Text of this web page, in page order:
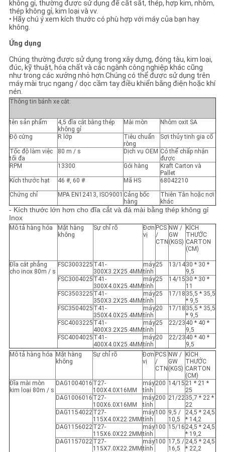
không gỉ, thường được sử dụng để cắt sắt, thép, hợp kim, nhôm,
thép không gỉ, kim loại và vv.
• Hãy chú ý xem kích thước có phù hợp với máy của bạn hay
không.
Ứng dụng
Chúng thường được sử dụng trong xây dựng, đóng tàu, kim loại,
đúc, kỹ thuật, hóa chất và các ngành công nghiệp khác cũng
như trong các xưởng nhỏ hơn.Chúng có thể được sử dụng trên
máy mài trục ngang / dọc cầm tay điều khiển bằng điện hoặc khí
nén.
Thông tin bánh xe cắt:
tên sản phẩm
4,5 đĩa cắt bằng thép
không gỉ
Mài mòn Nhôm oxit SA
Độ cứng R lớp
Tiêu chuẩn
ròng
Sợi thủy tinh gia cố
Tốc độ làm việc
tối đa
80 m / s Dịch vụ OEM Có thể chấp nhận
được
RPM
13300 Gói hàng
Kraft Carton và
Pallet
Kích thước hạt
46 #, 60 # Mã HS
68042210
Chứng chỉ
MPA EN12413, ISO9001 Cảng bốc
hàng
Thiên Tân hoặc nơi
khác
- Kích thước lớn hơn cho đĩa cắt và đá mài bằng thép không gỉ
Inox
Mô tả hàng hóa
Mặt hàng
không
Sự chỉ rõ
Đơn
vị
PCS
/
CTN
NW /
GW
(KGS)
KÍCH
THƯỚC
CARTON
(CM)
Đĩa cắt phẳng
cho inox 80m / s
FSC3003225 T41-
300X3.2X25.4MM
máy
tính
25 13/1430 * 30 *
9,5
FSC3004025 T41-
300X4.0X25.4MM
máy
tính
25 14/15 30 * 30 *
11
FSC3503225 T41-
350X3.2X25.4MM
máy
tính
25 17/18 35,5 * 35,5
* 9,5
FSC3504025 T41-
350X4.0X25.4MM
máy
tính
20 17/18 35,5 * 35,5
* 9,5
FSC4003225 T41-
400X3.2X25.4MM
máy
tính
25 22/23 40 * 40 *
9,5
FSC4004025 T41-
400X4.0X25.4MM
máy
tính
20 22/23 40 * 40 *
9,5
Mô tả hàng hóa
Mặt hàng
không
Sự chỉ rõ
Đơn
vị
PCS
/
CTN
NW /
GW
(KGS)
KÍCH
THƯỚC
CARTON
(CM)
Đĩa mài mòn
kim loại 80m / s
DAG1004016 T27-
100X4.0X16MM
máy
tính
200 14/15 21 * 21 *
25
DAG1006016 T27-
100X6.0X16MM
máy
tính
200 21/2235,7 * 22 * ​​
22
DAG1154022T27-
115X4.0X22.2MM
máy
tính
100 9,5 /
10,5
24,5 * 24,5
* 14,2
DAG1156022T27-
115X6.0X22.2MM
máy
tính
100 15/16 24,5 * 24,5
* 19,2
DAG1157022T27-
115X7.0X22.2MM
máy
tính
100 17,5 /
16,5
24,5 * 24,5
* 22,2